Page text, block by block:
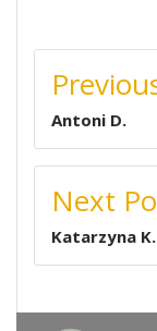
WPISU
Antoni D.
Next
Katarzyna K.